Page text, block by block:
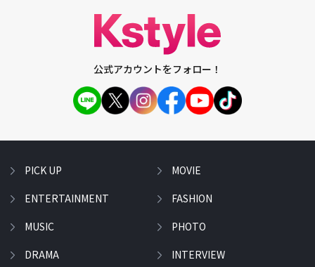
公式アカウントをフォロー！
PICK UP
ENTERTAINMENT
MUSIC
DRAMA
MOVIE
FASHION
PHOTO
INTERVIEW